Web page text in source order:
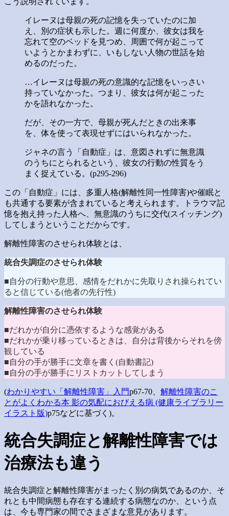
イレーヌは母親の死の記憶を失っていたのに加
え、別の症状も示した。週に何度か、彼女は我を
忘れて空のベッドを見つめ、周囲で何が起こって
いようとかまわずに、いもしない人物の世話を始
めるのだった。
…イレーヌは母親の死の意識的な記憶をいっさい
持っていなかった。つまり、彼女は何が起こった
かを語れなかった。
だが、その一方で、母親が死んだときの出来事
を、体を使って表現せずにはいられなかった。
ジャネの言う「自動症」は、意図されずに無意識
のうちにとられるという、彼女の行動の性質をう
まく捉えている。(p295-296)
この「自動症」には、多重人格(解離性同一性障害)や催眠と
も共通する要素が含まれていると考えられます。トラウマ記
憶を抱え持った人格へ、無意識のうちに交代(スイッチング)
してしまうということだからです。
解離性障害のさせられ体験とは、
統合失調症のさせられ体験
■自分の行動や意思、感情をだれかに先取りされ操られてい
ると信じている(他者の先行性)
解離性障害のさせられ体験
■だれかが自分に憑依するような感覚がある
■だれかが乗り移っているときは、自分は背後からそれを傍
観している
■自分の手が勝手に文章を書く(自動書記)
■自分の手が勝手にリストカットしてしまう
(わかりやすい「解離性障害」入門p67-70、 解離性障害のこ
とがよくわかる本 影の気配におびえる病 (健康ライブラリー
イラスト版)p75などに基づく)。
統合失調症と解離性障害では
治療法も違う
統合失調症と解離性障害がまったく別の病気であるのか、そ
れとも中間病態も存在する連続する病態なのか、という点
は、今も専門家の間でさまざまな意見があります。